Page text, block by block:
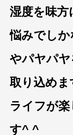
湿度を味方
悩みでしか
やパヤパ
取り込め
ライフが
す^ ^